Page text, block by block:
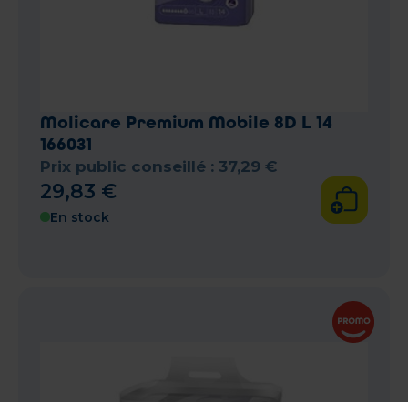
Molicare Premium Mobile 8D L 14
166031
Prix public conseillé : 37,29 €
29,83 €
En stock